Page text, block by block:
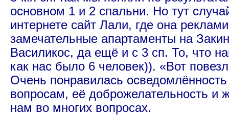
основном 1 и 2 спальни. Но тут
интернете сайт Лали, где она
замечательные апартаменты на
Василикос, да ещё и с 3 сп. То, что
как нас было 6 человек)). «Вот
Очень понравилась
вопросам, её доброжелательность и
нам во многих вопросах.